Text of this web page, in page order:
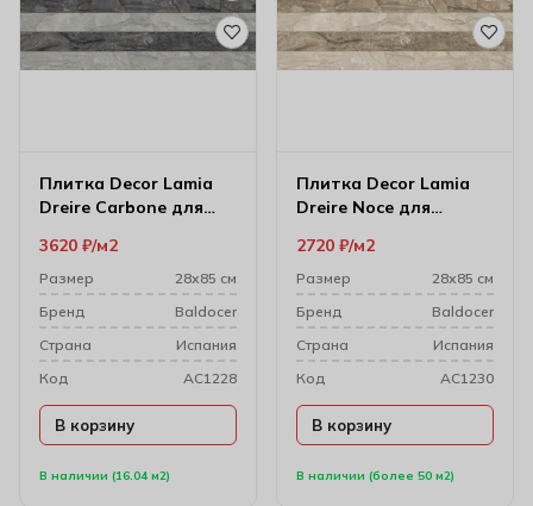
Плитка Decor Lamia
Dreire Carbone для
В наличии (16.04 м2)
3620 ₽ м2
Размер
28х85 см
Бренд
Baldocer
Cтрана
Испания
Код
AC1228
В корзину
Плитка Decor Lamia
Dreire Noce для
28х85 см
В наличии (более 50 м2)
2720 ₽ м2
Размер
28х85 см
Бренд
Baldocer
Cтрана
Испания
Код
AC1230
В корзину